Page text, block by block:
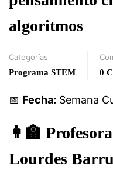
algoritmos
Categorías
Programa STEM
0
📅 Fecha: Semana
👩‍🏫
Lourdes